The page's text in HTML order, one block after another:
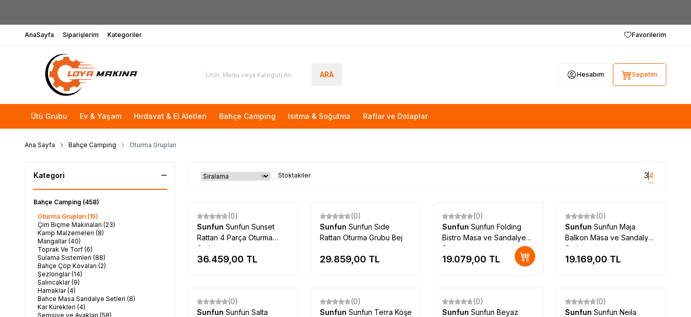
AnaSayfa Siparişlerim Kategoriler Favorilerim
ARA Hesabım Sepetim
Ütü Grubu Ev & Yaşam Hırdavat & El Aletleri Bahçe Camping Isıtma & Soğutma Raflar ve Dolaplar
Ana Sayfa Bahçe Camping Oturma Grupları
Kategori
Bahçe Camping (458)
Oturma Grupları (15)
Çim Biçme Makinaları (23)
Kamp Malzemeleri (8)
Mangallar(40)
Toprak Ve Torf (6)
Sulama Sistemleri (88)
Bahçe Çöp Kovaları (2)
Şezlonglar(14)
Salıncaklar(9)
Hamaklar(4)
Bahce Masa Sandalye Setleri (8)
Kar Kürekleri (4)
Şemsiye ve Ayakları (58)
Stoktakiler 34
(0)
Sunfun Sunfun Sunset
Rattan 4 Parça Oturma
Grubu
36.459,00 TL
(0)
Sunfun Sunfun Side
Rattan Oturma Grubu Bej
29.859,00 TL
(0)
Sunfun Sunfun Folding
Bistro Masa ve Sandalye
Seti
19.079,00 TL
(0)
Sunfun Sunfun Maja
Balkon Masa ve Sandalye
Seti
19.169,00 TL
(0)
Sunfun Sunfun Salta
(0)
Sunfun Sunfun Terra Köşe
(0)
Sunfun Sunfun Beyaz
(0)
Sunfun Sunfun Neila